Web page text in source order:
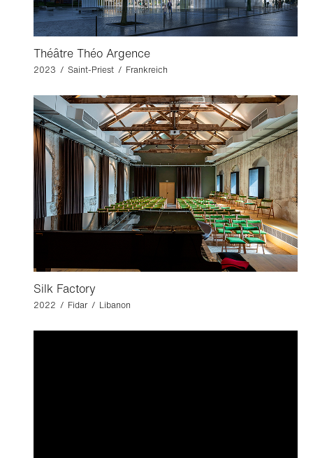
Théâtre Théo Argence
2023 / Saint-Priest / Frankreich
Silk Factory
2022 / Fidar / Libanon